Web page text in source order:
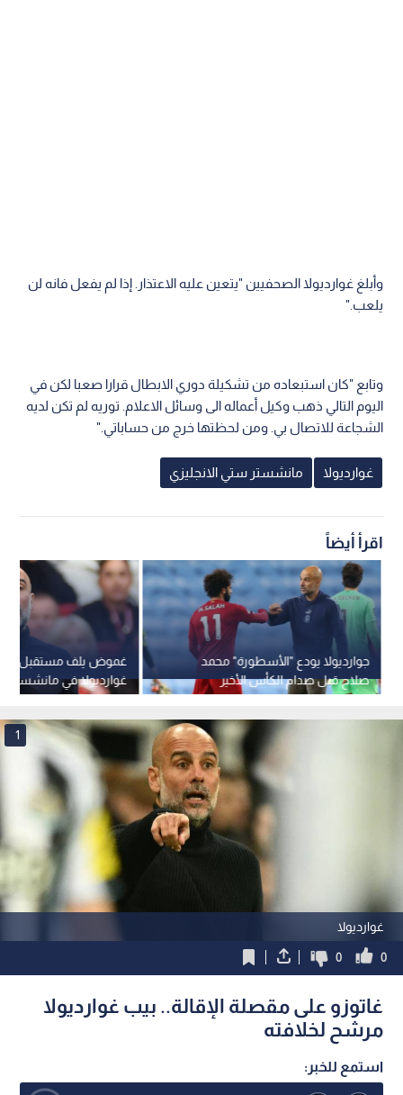
وأبلغ غوارديولا الصحفيين "يتعين عليه الاعتذار. إذا لم يفعل فانه لن
يلعب."
وتابع "كان استبعاده من تشكيلة دوري الابطال قرارا صعبا لكن في
اليوم التالي ذهب وكيل أعماله الى وسائل الاعلام. توريه لم تكن لديه
الشجاعة للاتصال بي. ومن لحظتها خرج من حساباتي."
غوارديولا مانشستر ستي الانجليزي
اقرأ أيضاً
غموض يلف مستقبل
غوارديولا في مانشستر
جوارديولا يودع "الأسطورة" محمد
صلاح قبل صدام الكأس الأخير
غوارديولا
1
0
0
غاتوزو على مقصلة الإقالة.. بيب غوارديولا
مرشح لخلافته
استمع للخبر: